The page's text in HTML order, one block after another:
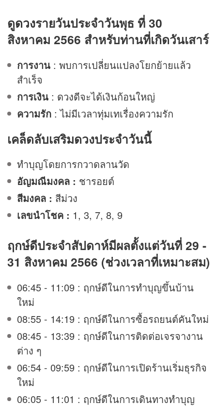
ดูดวงรายวันประจำวันพุธ ที่ 30
สิงหาคม 2566 สำหรับท่านที่เกิดวันเสาร์
การงาน : พบการเปลี่ยนแปลงโยกย้ายแล้ว
สำเร็จ
การเงิน : ดวงดีจะได้เงินก้อนใหญ่
ความรัก : ไม่มีเวลาทุ่มเทเรื่องความรัก
เคล็ดลับเสริมดวงประจำวันนี้
ทำบุญโดยการกวาดลานวัด
อัญมณีมงคล : ชารอยต์
สีมงคล : สีม่วง
เลขนำโชค : 1, 3, 7, 8, 9
ฤกษ์ดีประจำสัปดาห์มีผลตั้งแต่วันที่ 29 -
31 สิงหาคม 2566 (ช่วงเวลาที่เหมาะสม)
06:45 - 11:09 : ฤกษ์ดีในการทำบุญขึ้นบ้าน
ใหม่
08:55 - 14:19 : ฤกษ์ดีในการซื้อรถยนต์คันใหม่
08:45 - 13:39 : ฤกษ์ดีในการติดต่อเจรจางาน
ต่าง ๆ
06:54 - 09:59 : ฤกษ์ดีในการเปิดร้านเริ่มธุรกิจ
ใหม่
06:05 - 11:01 : ฤกษ์ดีในการเดินทางทำบุญ